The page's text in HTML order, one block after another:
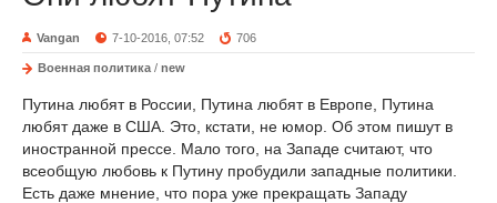
Vangan 7-10-2016, 07:52 706
Военная политика / new
Путина любят в России, Путина любят в Европе, Путина
любят даже в США. Это, кстати, не юмор. Об этом пишут в
иностранной прессе. Мало того, на Западе считают, что
всеобщую любовь к Путину пробудили западные политики.
Есть даже мнение, что пора уже прекращать Западу